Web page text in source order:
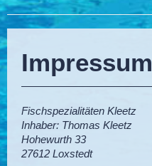
Fischfeinkost Kleetz
Impressum
Fischspezialitäten Kleetz
Inhaber: Thomas Kleetz
Hohewurth 33
27612 Loxstedt